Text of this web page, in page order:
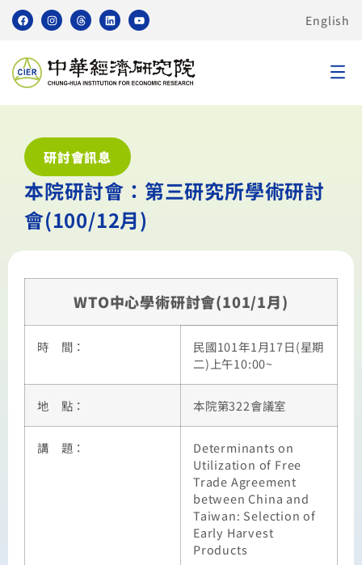
English
研討會訊息
本院研討會：第三研究所學術研討
會(100/12月)
WTO中心學術研討會(101/1月)
時 間：
民國101年1月17日(星期
二)上午10:00~
地 點： 本院第322會議室
講 題：
Determinants on
Utilization of Free
Trade Agreement
between China and
Taiwan: Selection of
Early Harvest
Products